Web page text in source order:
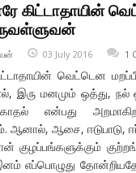
கிட்டாதாயின்
03 July 2016 1
வெட்டென
இரு மனமும் ஒத்து, நல்
காதல் என்பது
ஆனால், ஆசை, ஈடுபாடு,
குழப்பங்களுக்கும்
எப்பொழுது